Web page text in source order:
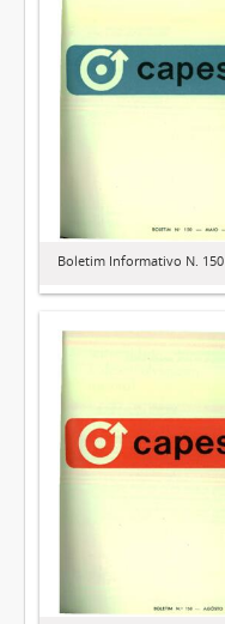
Boletim Informativo N. 150